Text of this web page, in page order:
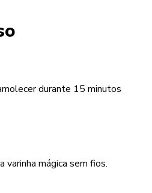
durante 15 minutos
varinha mágica sem fios.